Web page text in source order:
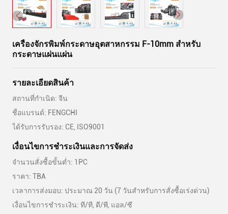
เครื่องจักรพิมพ์กระดาษอุตสาหกรรม F-10mm สําหรับ
กระดาษแผ่นแผ่น
รายละเอียดสินค้า
สถานที่กำเนิด: จีน
ชื่อแบรนด์: FENGCHI
ได้รับการรับรอง: CE, ISO9001
เงื่อนไขการชําระเงินและการจัดส่ง
จำนวนสั่งซื้อขั้นต่ำ: 1PC
ราคา: TBA
เวลาการส่งมอบ: ประมาณ 20 วัน (7 วันสำหรับการสั่งซื้อเร่งด่วน)
เงื่อนไขการชำระเงิน: ที/ที, ดี/พี, แอล/ซี